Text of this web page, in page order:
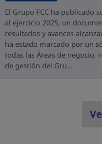
El Grupo FCC ha publicado
al ejercicio 2025, un
resultados y avances
ha estado marcado por un
todas las Áreas de negocio,
de gestión del Gru...